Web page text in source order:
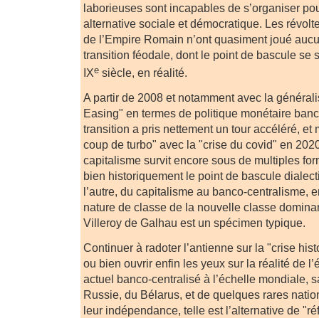
laborieuses sont incapables de s’organiser
alternative sociale et démocratique. Les
de l’Empire Romain n’ont quasiment joué
transition féodale, dont le point de bascule se
IXe siècle, en réalité.
A partir de 2008 et notamment avec la
Easing" en termes de politique monétaire
transition a pris nettement un tour accéléré, et
coup de turbo" avec la "crise du covid" en
capitalisme survit encore sous de multiples
bien historiquement le point de bascule
l’autre, du capitalisme au banco-centralisme,
nature de classe de la nouvelle classe
Villeroy de Galhau est un spécimen typique.
Continuer à radoter l’antienne sur la "crise
ou bien ouvrir enfin les yeux sur la réalité de
actuel banco-centralisé à l’échelle mondiale,
Russie, du Bélarus, et de quelques rares
leur indépendance, telle est l’alternative de